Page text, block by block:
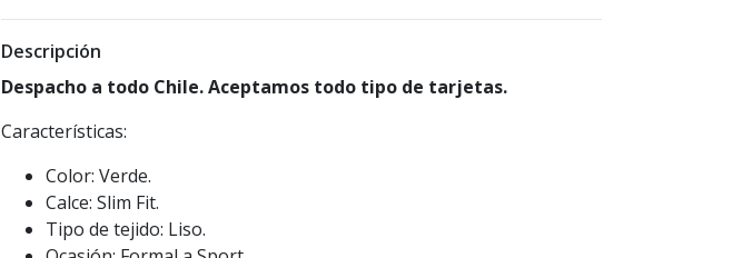
Descripción
Despacho a todo Chile. Aceptamos todo tipo de tarjetas.
Características:
Color: Verde.
Calce: Slim Fit.
Tipo de tejido: Liso.